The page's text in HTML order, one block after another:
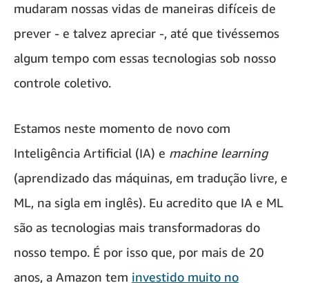
mudaram nossas vidas de maneiras difíceis de
prever - e talvez apreciar -, até que tivéssemos
algum tempo com essas tecnologias sob nosso
controle coletivo.
Estamos neste momento de novo com
Inteligência Artificial (IA) e machine learning
(aprendizado das máquinas, em tradução livre, e
ML, na sigla em inglês). Eu acredito que IA e ML
são as tecnologias mais transformadoras do
nosso tempo. É por isso que, por mais de 20
anos, a Amazon tem investido muito no